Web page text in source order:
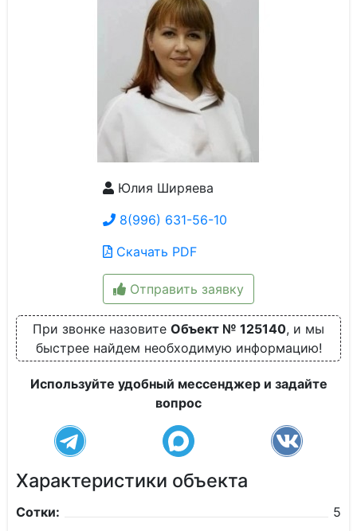
Юлия Ширяева
8(996) 631-56-10
Скачать PDF
Отправить заявку
При звонке назовите Объект № 125140, и мы
быстрее найдем необходимую информацию!
Используйте удобный мессенджер и задайте
вопрос
Характеристики объекта
Сотки: 5